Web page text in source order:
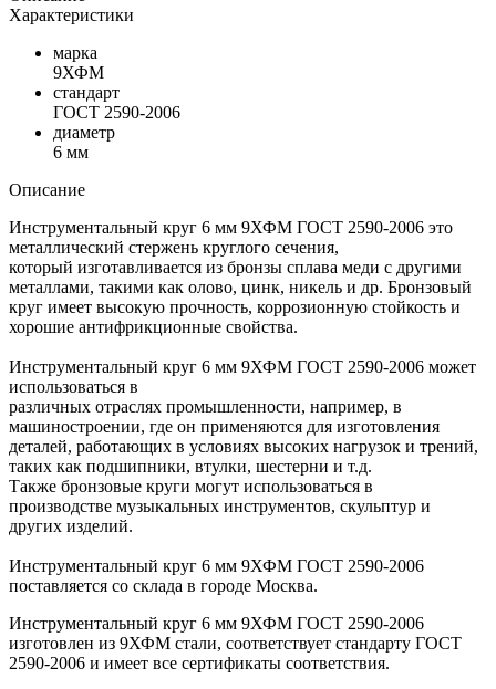
Характеристики
марка
9ХФМ
стандарт
ГОСТ 2590-2006
диаметр
6 мм
Описание
Инструментальный круг 6 мм 9ХФМ ГОСТ 2590-2006 это
металлический стержень круглого сечения,
который изготавливается из бронзы сплава меди с другими
металлами, такими как олово, цинк, никель и др. Бронзовый
круг имеет высокую прочность, коррозионную стойкость и
хорошие антифрикционные свойства.
Инструментальный круг 6 мм 9ХФМ ГОСТ 2590-2006 может
использоваться в
различных отраслях промышленности, например, в
машиностроении, где он применяются для изготовления
деталей, работающих в условиях высоких нагрузок и трений,
таких как подшипники, втулки, шестерни и т.д.
Также бронзовые круги могут использоваться в
производстве музыкальных инструментов, скульптур и
других изделий.
Инструментальный круг 6 мм 9ХФМ ГОСТ 2590-2006
поставляется со склада в городе Москва.
Инструментальный круг 6 мм 9ХФМ ГОСТ 2590-2006
изготовлен из 9ХФМ стали, соответствует стандарту ГОСТ
2590-2006 и имеет все сертификаты соответствия.